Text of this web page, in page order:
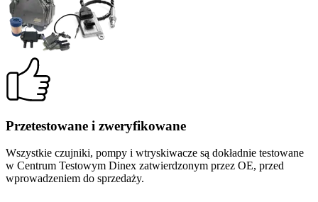
Przetestowane i zweryfikowane
Wszystkie czujniki, pompy i wtryskiwacze są dokładnie testowane
w Centrum Testowym Dinex zatwierdzonym przez OE, przed
wprowadzeniem do sprzedaży.